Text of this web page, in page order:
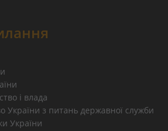
і влада
України з питань державної служби
України